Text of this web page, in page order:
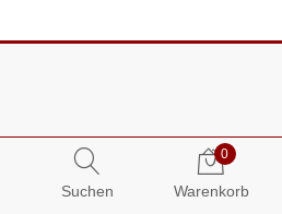
Suchen
0
Warenkorb